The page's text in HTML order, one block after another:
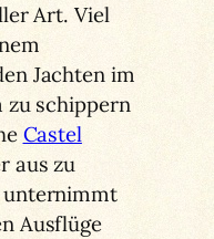
Art. Viel
Jachten im
zu schippern
Castel
aus zu
unternimmt
Ausflüge